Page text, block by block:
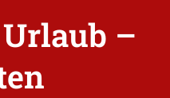
–